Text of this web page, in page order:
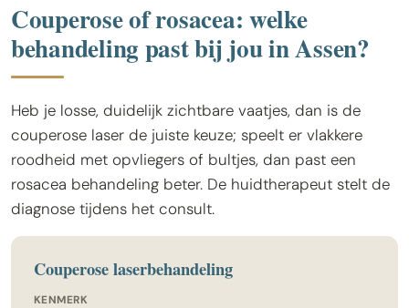
Couperose of rosacea: welke
behandeling past bij jou in Assen?
Heb je losse, duidelijk zichtbare vaatjes, dan is de
couperose laser de juiste keuze; speelt er vlakkere
roodheid met opvliegers of bultjes, dan past een
rosacea behandeling beter. De huidtherapeut stelt de
diagnose tijdens het consult.
Couperose laserbehandeling
KENMERK